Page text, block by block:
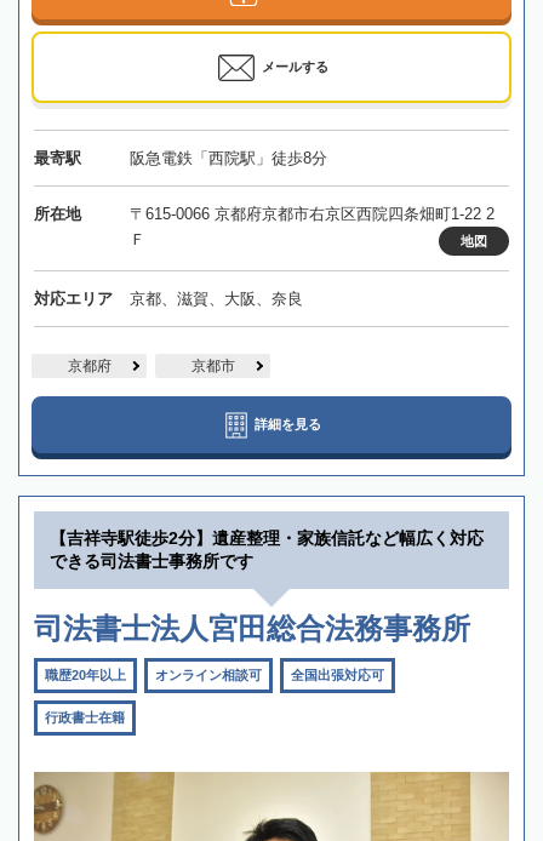
メールする
最寄駅 阪急電鉄「西院駅」徒歩8分
所在地
〒615-0066 京都府京都市右京区西院四条畑町1-22 2
Ｆ
地図
対応エリア 京都、滋賀、大阪、奈良
京都府 京都市
詳細を見る
【吉祥寺駅徒歩2分】遺産整理・家族信託など幅広く対応
できる司法書士事務所です
司法書士法人宮田総合法務事務所
職歴20年以上 オンライン相談可 全国出張対応可
行政書士在籍